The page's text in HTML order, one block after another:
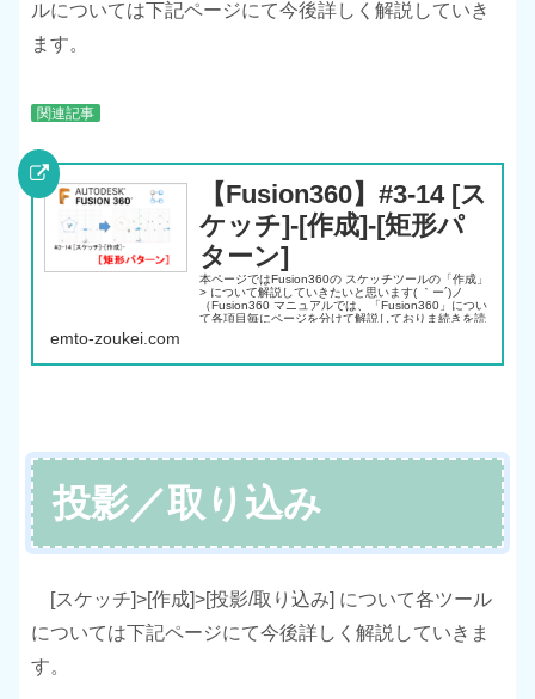
ルについては下記ページにて今後詳しく解説していき
ます。
関連記事
【Fusion360】#3-14 [ス
ケッチ]-[作成]-[矩形パ
ターン]
本ページではFusion360の スケッチツールの「作成」
> について解説していきたいと思います( ｀ー´)ノ
（Fusion360 マニュアルでは、「Fusion360」につい
て各項目毎にページを分けて解説しておりま続きを読
emto-zoukei.com
投影／取り込み
[スケッチ]>[作成]>[投影/取り込み] について各ツール
については下記ページにて今後詳しく解説していきま
す。